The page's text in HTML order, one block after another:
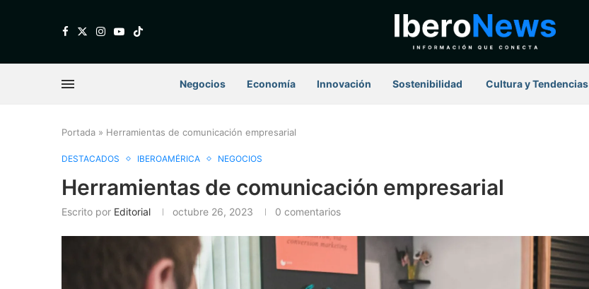
Negocios Economía Innovación Sostenibilidad ⁠ Cultura y Tendencias
Portada » Herramientas de comunicación empresarial
DESTACADOS IBEROAMÉRICA NEGOCIOS
Herramientas de comunicación empresarial
Escrito por Editorial octubre 26, 2023 0 comentarios